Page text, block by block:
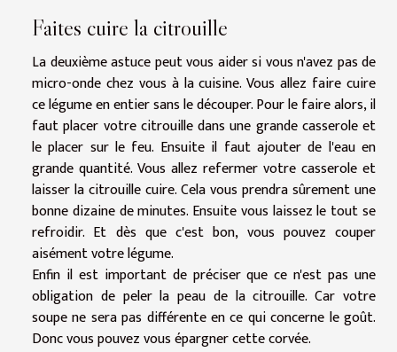
Faites cuire la citrouille
La deuxième astuce peut vous aider si vous n'avez pas de
micro-onde chez vous à la cuisine. Vous allez faire cuire
ce légume en entier sans le découper. Pour le faire alors, il
faut placer votre citrouille dans une grande casserole et
le placer sur le feu. Ensuite il faut ajouter de l'eau en
grande quantité. Vous allez refermer votre casserole et
laisser la citrouille cuire. Cela vous prendra sûrement une
bonne dizaine de minutes. Ensuite vous laissez le tout se
refroidir. Et dès que c'est bon, vous pouvez couper
aisément votre légume.
Enfin il est important de préciser que ce n'est pas une
obligation de peler la peau de la citrouille. Car votre
soupe ne sera pas différente en ce qui concerne le goût.
Donc vous pouvez vous épargner cette corvée.